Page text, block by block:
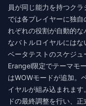
員が同じ能力を持つク
では各プレイヤーに独
れぞれの役割が自動的
なバトルロイヤルにはな
ベータテストのスケジ
Erangel限定でテーマモ
はWOWモードが追加。
イヤルが組み込まれま
ドの最終調整を行い、正